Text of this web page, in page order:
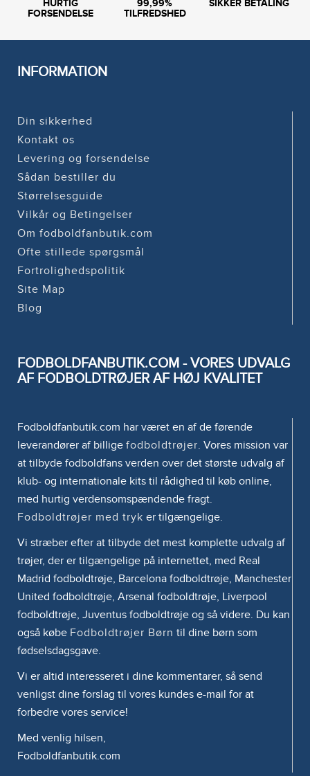
HURTIG
FORSENDELSE
99,99%
TILFREDSHED
SIKKER BETALING
INFORMATION
Din sikkerhed
Kontakt os
Levering og forsendelse
Sådan bestiller du
Størrelsesguide
Vilkår og Betingelser
Om fodboldfanbutik.com
Ofte stillede spørgsmål
Fortrolighedspolitik
Site Map
Blog
FODBOLDFANBUTIK.COM - VORES UDVALG
AF FODBOLDTRØJER AF HØJ KVALITET
Fodboldfanbutik.com har været en af de førende
leverandører af billige fodboldtrøjer. Vores mission var
at tilbyde fodboldfans verden over det største udvalg af
klub- og internationale kits til rådighed til køb online,
med hurtig verdensomspændende fragt.
Fodboldtrøjer med tryk er tilgængelige.
Vi stræber efter at tilbyde det mest komplette udvalg af
trøjer, der er tilgængelige på internettet, med Real
Madrid fodboldtrøje, Barcelona fodboldtrøje, Manchester
United fodboldtrøje, Arsenal fodboldtrøje, Liverpool
fodboldtrøje, Juventus fodboldtrøje og så videre. Du kan
også købe Fodboldtrøjer Børn til dine børn som
fødselsdagsgave.
Vi er altid interesseret i dine kommentarer, så send
venligst dine forslag til vores kundes e-mail for at
forbedre vores service!
Med venlig hilsen,
Fodboldfanbutik.com